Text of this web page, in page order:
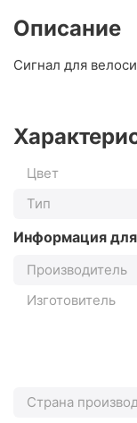
Описание
Сигнал для
Цвет
Тип
Информация
Производитель
Изготовитель
Страна